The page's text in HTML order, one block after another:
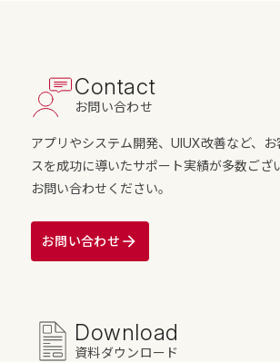
Contact
お問い合わせ
アプリやシステム開発、UIUX改善など、
スを成功に導いたサポート実績が多数ござ
お問い合わせください。
お問い合わせ
Download
資料ダウンロード